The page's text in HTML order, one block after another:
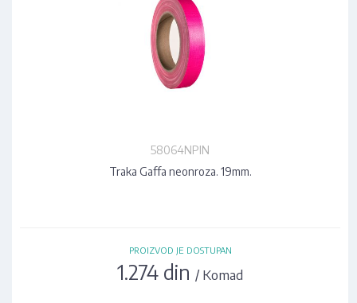
58064NPIN
Traka Gaffa neonroza. 19mm.
PROIZVOD JE DOSTUPAN
1.274 din / Komad